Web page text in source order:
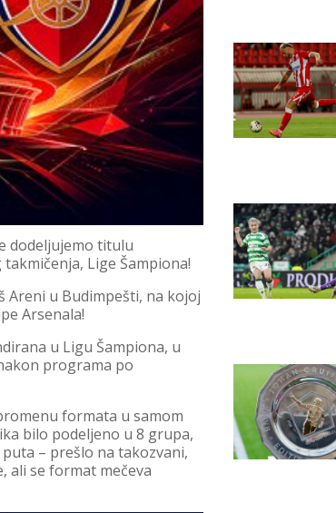
dodeljujemo titulu
Lige Šampiona!
Areni u Budimpešti, na kojoj
Arsenala!
u Ligu Šampiona, u
programa po
formata u samom
bilo podeljeno u 8 grupa,
– prešlo na takozvani,
ali se format mečeva